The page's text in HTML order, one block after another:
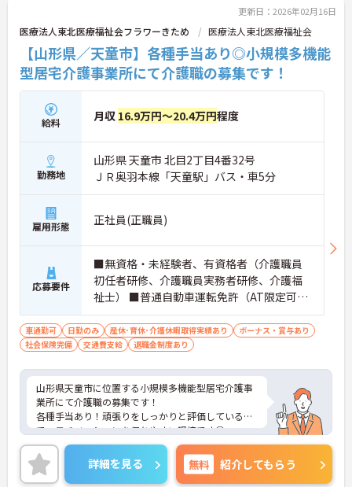
更新日：2026年02月16日
医療法人東北医療福祉会フラワーきため 医療法人東北医療福祉会
【山形県／天童市】各種手当あり◎小規模多機能
型居宅介護事業所にて介護職の募集です！
給料 月収 16.9万円～20.4万円程度
勤務地
山形県 天童市 北目2丁目4番32号
ＪＲ奥羽本線「天童駅」バス・車5分
雇用形態 正社員(正職員)
応募要件
■無資格・未経験者、有資格者（介護職員
初任者研修、介護職員実務者研修、介護福
祉士） ■普通自動車運転免許（AT限定可）
■経験不問
車通勤可 日勤のみ 産休･育休･介護休暇取得実績あり
ボーナス・賞与あり
社会保険完備
交通費支給 退職金制度あり
山形県天童市に位置する小規模多機能型居宅介護事
業所にて介護職の募集です！
各種手当あり！頑張りをしっかりと評価しているの
で、モチベーションを保ちやすい環境です◎
育児休暇制度があり、お子様のいらっしゃる方でも
安心して働けます★
ご興味のある方は、マイナビ介護職までお問い合わ
詳細を見る 無料 紹介してもらう